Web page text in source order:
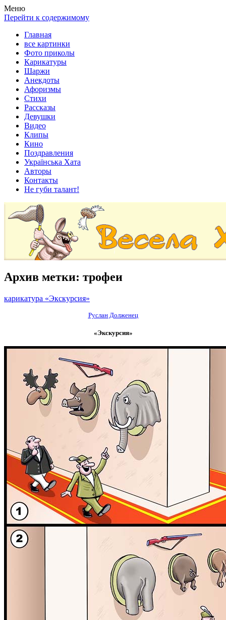
Весела хата — прикольные картинки, смешные истории,
клипы!
Покажем всем ваши фото приколы, карикатуры, шаржи, стихи,
рассказы, видео и песни!
Меню
Перейти к содержимому
Главная
все картинки
Фото приколы
Карикатуры
Шаржи
Анекдоты
Афоризмы
Стихи
Рассказы
Девушки
Видео
Клипы
Кино
Поздравления
Українська Хата
Авторы
Контакты
Не губи талант!
Архив метки: трофеи
карикатура «Экскурсия»
Руслан Долженец
«Экскурсия»